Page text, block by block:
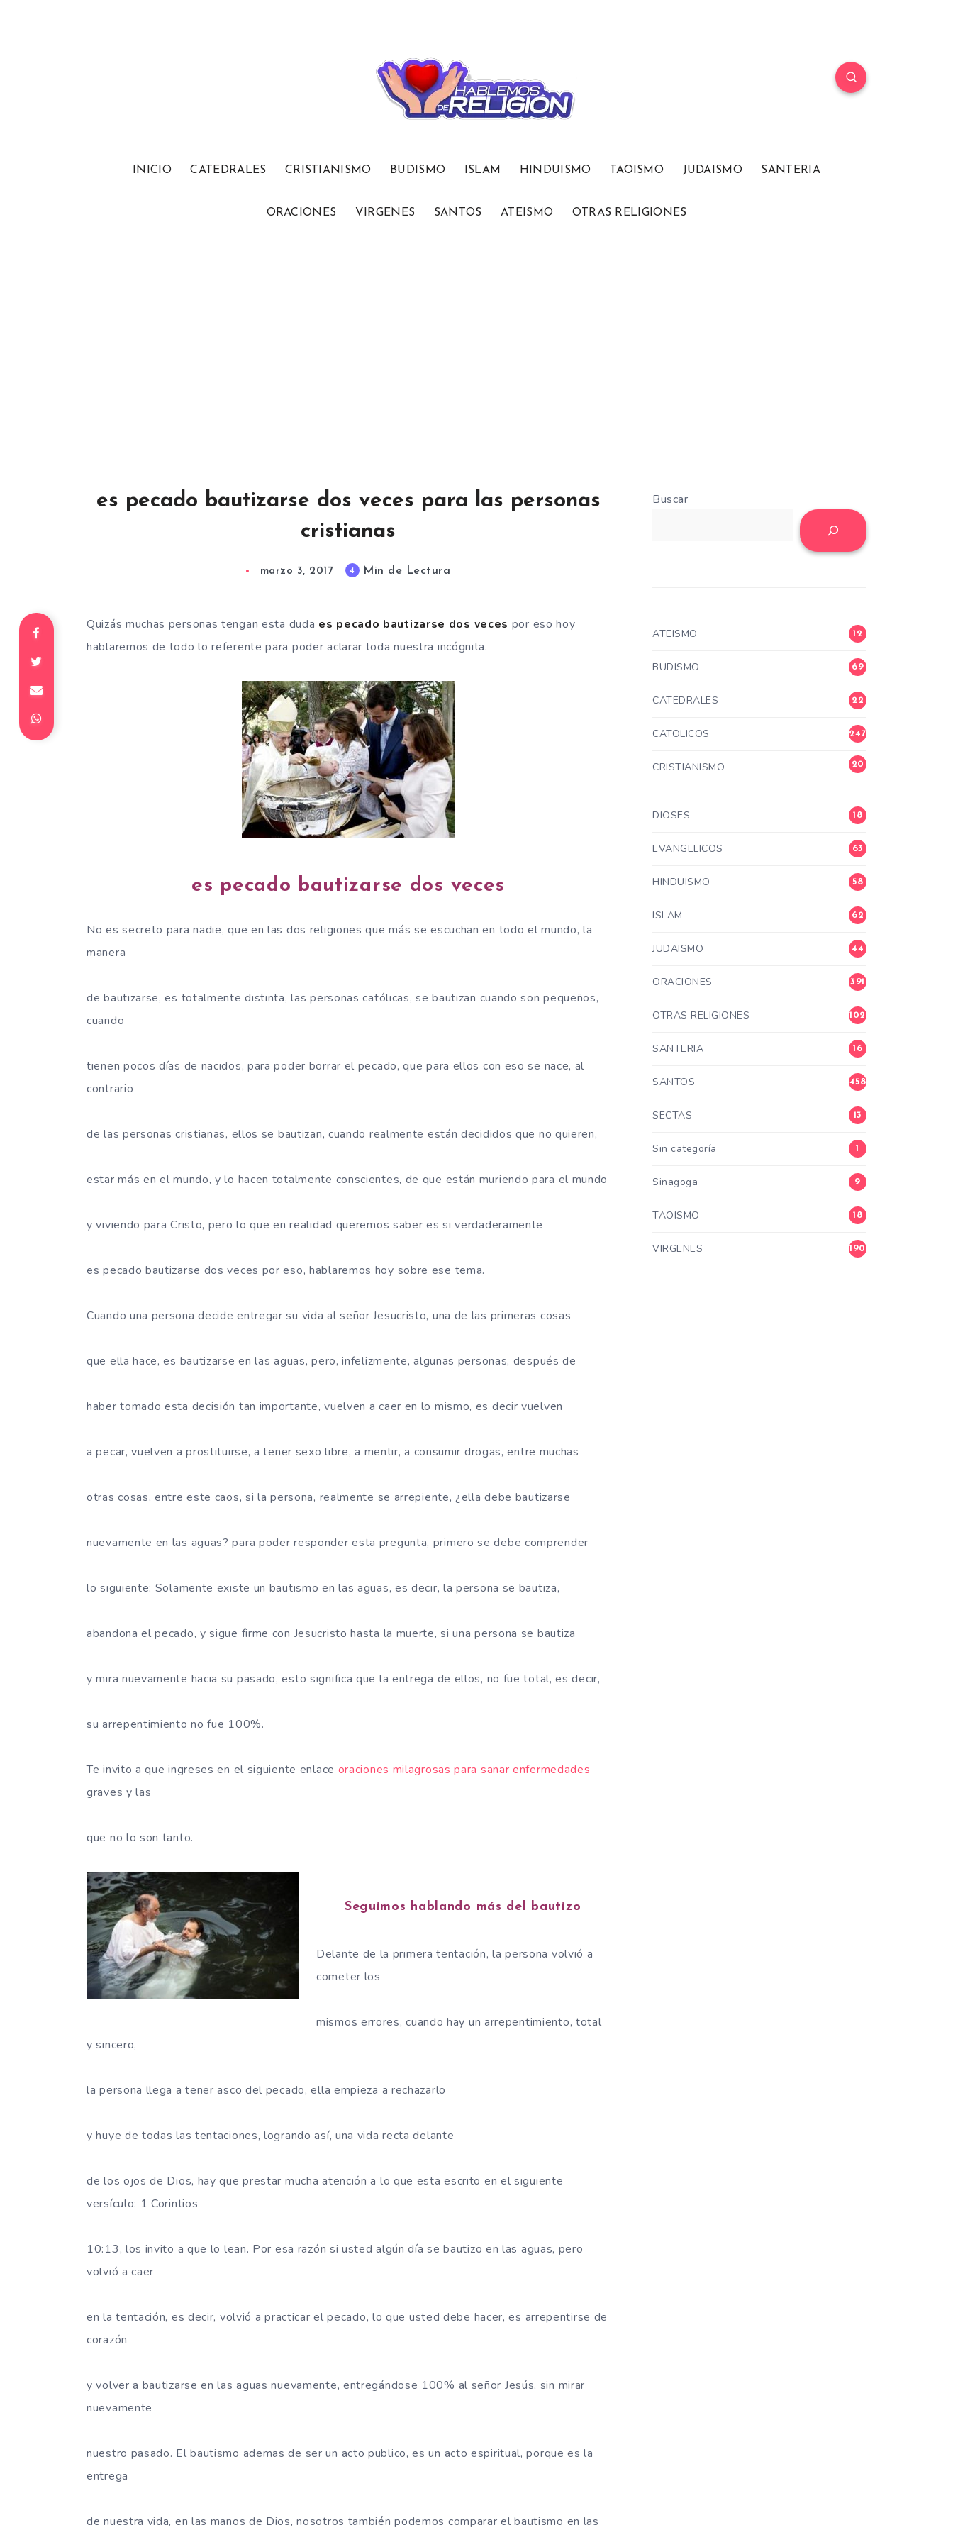
INICIO CATEDRALES CRISTIANISMO BUDISMO ISLAM HINDUISMO TAOISMO JUDAISMO SANTERIA
ORACIONES VIRGENES SANTOS ATEISMO OTRAS RELIGIONES
es pecado bautizarse dos veces para las personas
cristianas
marzo 3, 2017 4 Min de Lectura
Quizás muchas personas tengan esta duda es pecado bautizarse dos veces por eso hoy
hablaremos de todo lo referente para poder aclarar toda nuestra incógnita.
es pecado bautizarse dos veces
No es secreto para nadie, que en las dos religiones que más se escuchan en todo el mundo, la
manera
de bautizarse, es totalmente distinta, las personas católicas, se bautizan cuando son pequeños,
cuando
tienen pocos días de nacidos, para poder borrar el pecado, que para ellos con eso se nace, al
contrario
de las personas cristianas, ellos se bautizan, cuando realmente están decididos que no quieren,
estar más en el mundo, y lo hacen totalmente conscientes, de que están muriendo para el mundo
y viviendo para Cristo, pero lo que en realidad queremos saber es si verdaderamente
es pecado bautizarse dos veces por eso, hablaremos hoy sobre ese tema.
Cuando una persona decide entregar su vida al señor Jesucristo, una de las primeras cosas
que ella hace, es bautizarse en las aguas, pero, infelizmente, algunas personas, después de
haber tomado esta decisión tan importante, vuelven a caer en lo mismo, es decir vuelven
a pecar, vuelven a prostituirse, a tener sexo libre, a mentir, a consumir drogas, entre muchas
otras cosas, entre este caos, si la persona, realmente se arrepiente, ¿ella debe bautizarse
nuevamente en las aguas? para poder responder esta pregunta, primero se debe comprender
lo siguiente: Solamente existe un bautismo en las aguas, es decir, la persona se bautiza,
abandona el pecado, y sigue firme con Jesucristo hasta la muerte, si una persona se bautiza
y mira nuevamente hacia su pasado, esto significa que la entrega de ellos, no fue total, es decir,
su arrepentimiento no fue 100%.
Te invito a que ingreses en el siguiente enlace oraciones milagrosas para sanar enfermedades
graves y las
que no lo son tanto.
Seguimos hablando más del bautizo
Delante de la primera tentación, la persona volvió a
cometer los
mismos errores, cuando hay un arrepentimiento, total
y sincero,
la persona llega a tener asco del pecado, ella empieza a rechazarlo
y huye de todas las tentaciones, logrando así, una vida recta delante
de los ojos de Dios, hay que prestar mucha atención a lo que esta escrito en el siguiente
versículo: 1 Corintios
10:13, los invito a que lo lean. Por esa razón si usted algún día se bautizo en las aguas, pero
volvió a caer
en la tentación, es decir, volvió a practicar el pecado, lo que usted debe hacer, es arrepentirse de
corazón
y volver a bautizarse en las aguas nuevamente, entregándose 100% al señor Jesús, sin mirar
nuevamente
nuestro pasado. El bautismo ademas de ser un acto publico, es un acto espiritual, porque es la
entrega
de nuestra vida, en las manos de Dios, nosotros también podemos comparar el bautismo en las
Buscar
ATEISMO 12
BUDISMO 69
CATEDRALES 22
CATOLICOS 247
CRISTIANISMO
20
DIOSES 18
EVANGELICOS 63
HINDUISMO 58
ISLAM 62
JUDAISMO 44
ORACIONES 391
OTRAS RELIGIONES 102
SANTERIA 16
SANTOS 458
SECTAS 13
Sin categoría 1
Sinagoga 9
TAOISMO 18
VIRGENES 190